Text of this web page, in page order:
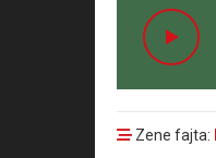
Zene fajta: